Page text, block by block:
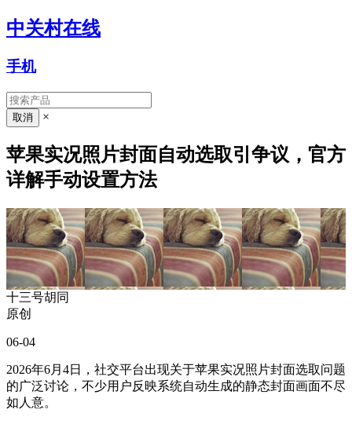
中关村在线
手机
×
苹果实况照片封面自动选取引争议，官方
详解手动设置方法
十三号胡同
原创
06-04
2026年6月4日，社交平台出现关于苹果实况照片封面选取问题
的广泛讨论，不少用户反映系统自动生成的静态封面画面不尽
如人意。